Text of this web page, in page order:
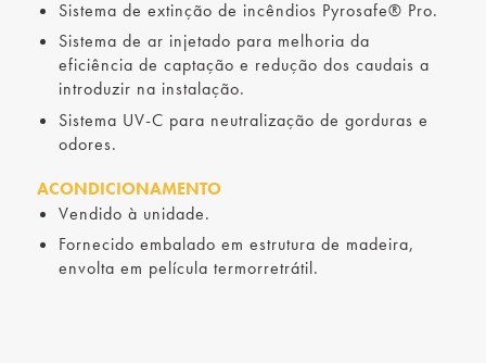
Sistema de extinção de incêndios Pyrosafe® Pro.
Sistema de ar injetado para melhoria da
eficiência de captação e redução dos caudais a
introduzir na instalação.
Sistema UV-C para neutralização de gorduras e
odores.
ACONDICIONAMENTO
Vendido à unidade.
Fornecido embalado em estrutura de madeira,
envolta em película termorretrátil.